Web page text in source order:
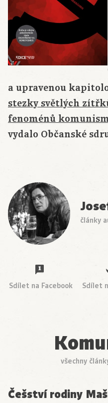
a upravenou
stezky světlých
fenoménů
vydalo Občanské
články
Sdílet na Facebook Sdílet
všechny
Češství rodiny